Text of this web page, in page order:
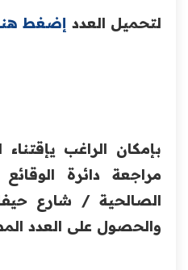
لتحميل العدد إضغط
بإمكان الراغب يإقتناء
مراجعة دائرة
الصالحية / شارع
والحصول على العدد